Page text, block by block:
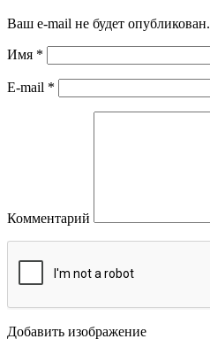
Ваш e-mail не будет опубликован.
Имя *
E-mail *
Комментарий
Добавить изображение